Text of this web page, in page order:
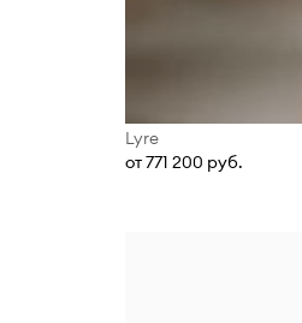
Lyre
от 771 200 руб.